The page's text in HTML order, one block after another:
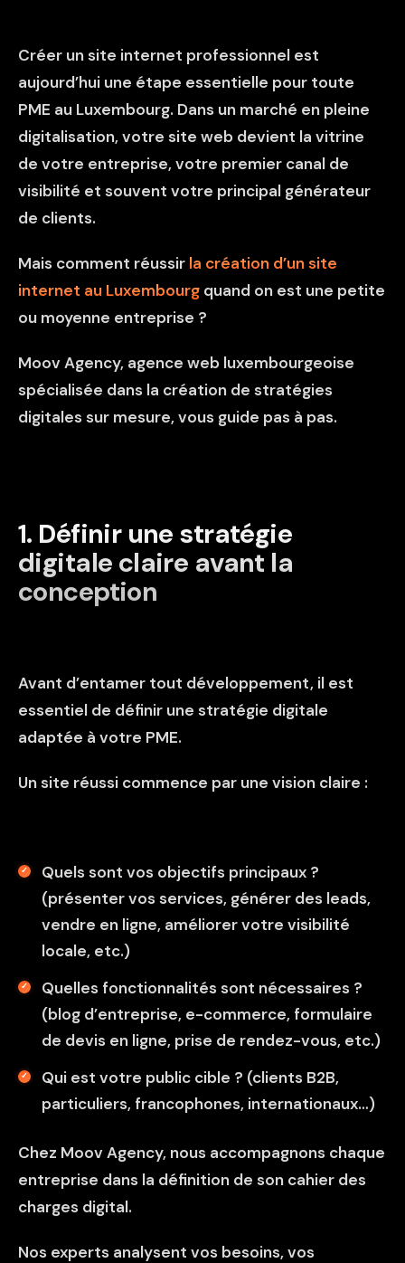
Créer un site internet professionnel est
aujourd’hui une étape essentielle pour toute
PME au Luxembourg. Dans un marché en pleine
digitalisation, votre site web devient la vitrine
de votre entreprise, votre premier canal de
visibilité et souvent votre principal générateur
de clients.
Mais comment réussir la création d’un site
internet au Luxembourg quand on est une petite
ou moyenne entreprise ?
Moov Agency, agence web luxembourgeoise
spécialisée dans la création de stratégies
digitales sur mesure, vous guide pas à pas.
1. Définir une stratégie
digitale claire avant la
conception
Avant d’entamer tout développement, il est
essentiel de définir une stratégie digitale
adaptée à votre PME.
Un site réussi commence par une vision claire :
Quels sont vos objectifs principaux ?
(présenter vos services, générer des leads,
vendre en ligne, améliorer votre visibilité
locale, etc.)
Quelles fonctionnalités sont nécessaires ?
(blog d’entreprise, e-commerce, formulaire
de devis en ligne, prise de rendez-vous, etc.)
Qui est votre public cible ? (clients B2B,
particuliers, francophones, internationaux…)
Chez Moov Agency, nous accompagnons chaque
entreprise dans la définition de son cahier des
charges digital.
Nos experts analysent vos besoins, vos